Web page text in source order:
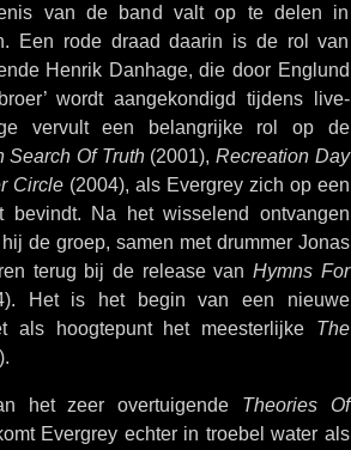
van de band valt op te delen in
Een rode draad daarin is de rol van
Henrik Danhage, die door Englund
wordt aangekondigd tijdens live-
vervult een belangrijke rol op de
Search Of Truth(2001), Recreation Day
Circle(2004), als Evergrey zich op een
bevindt. Na het wisselend ontvangen
de groep, samen met drummer Jonas
terug bij de release van Hymns For
Het is het begin van een nieuwe
als hoogtepunt het meesterlijke The
het zeer overtuigende Theories Of
Evergrey echter in troebel water als